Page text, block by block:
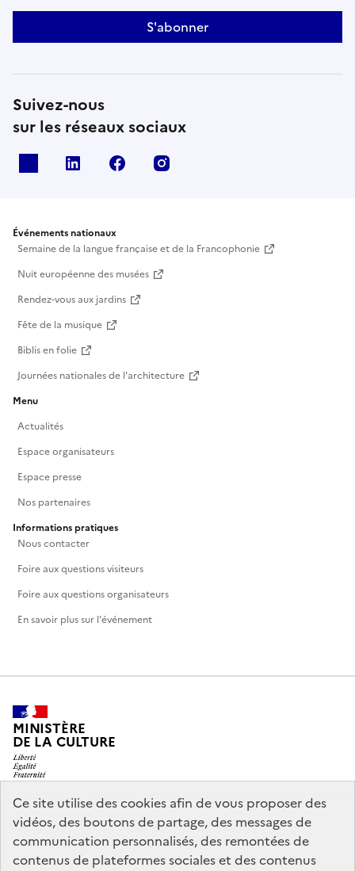
Ce site utilise des cookies afin de vous proposer des
vidéos, des boutons de partage, des messages de
communication personnalisés, des remontées de
contenus de plateformes sociales et des contenus
S'abonner
Suivez-nous
sur les réseaux sociaux
Linkedin Facebook
Événements nationaux
Semaine de la langue française et de la Francophonie
Nuit européenne des musées
Rendez-vous aux jardins
Fête de la musique
Biblis en folie
Journées nationales de l'architecture
Menu
Actualités
Espace organisateurs
Espace presse
Nos partenaires
Informations pratiques
Nous contacter
Foire aux questions visiteurs
Foire aux questions organisateurs
En savoir plus sur l'événement
MINISTÈRE
DE LA CULTURE
legifrance.gouv.fr
info.gouv.fr
service-public.gouv.fr
data.gouv.fr